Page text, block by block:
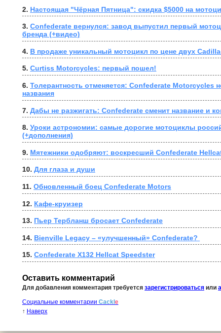
2. Настоящая "Чёрная Пятница": скидка $5000 на
3. Confederate вернулся: завод выпустил первый
бренда (+видео)
4. В продаже уникальный мотоцикл по цене двух
5. Curtiss Motorcycles: первый пошел!
6. Толерантность отменяется: Confederate Motorcycles
названия
7. Дабы не разжигать: Confederate сменит название и
8. Уроки астрономии: самые дорогие мотоциклы
(+дополнения)
9. Мятежники одобряют: воскресший Confederate
10. Для глаза и души
11. Обновленный боец Confederate Motors
12. Кафе-круизер
13. Пьер Тербланш бросает Confederate
14. Bienville Legacy – «улучшенный» Confederate?
15. Confederate X132 Hellcat Speedster
Оставить комментарий
Для добавления комментария требуется зарегистрироваться или
Социальные комментарии Cackl e
↑ Наверх